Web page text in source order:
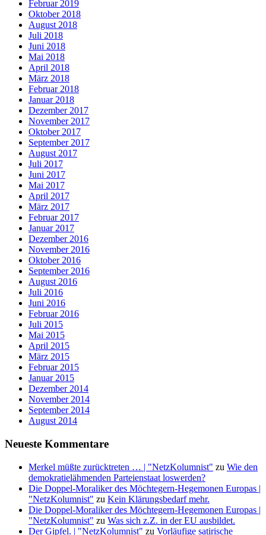
Februar 2019
Oktober 2018
August 2018
Juli 2018
Juni 2018
Mai 2018
April 2018
März 2018
Februar 2018
Januar 2018
Dezember 2017
November 2017
Oktober 2017
September 2017
August 2017
Juli 2017
Juni 2017
Mai 2017
April 2017
März 2017
Februar 2017
Januar 2017
Dezember 2016
November 2016
Oktober 2016
September 2016
August 2016
Juli 2016
Juni 2016
Februar 2016
Juli 2015
Mai 2015
April 2015
März 2015
Februar 2015
Januar 2015
Dezember 2014
November 2014
September 2014
August 2014
Neueste Kommentare
Merkel müßte zurücktreten … | "NetzKolumnist" zu Wie den
demokratielähmenden Parteienstaat loswerden?
Die Doppel-Moraliker des Möchtegern-Hegemonen Europas |
"NetzKolumnist" zu Kein Klärungsbedarf mehr.
Die Doppel-Moraliker des Möchtegern-Hegemonen Europas |
"NetzKolumnist" zu Was sich z.Z. in der EU ausbildet.
Der Gipfel. | "NetzKolumnist" zu Vorläufige satirische